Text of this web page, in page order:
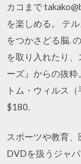
カコまで
を楽しめる。 テ
をつかさどる脳.
を取り入れたり
ーズ』からの抜
トム・ウィルス
$180.
スポーツや教育
DVDを扱うジャ